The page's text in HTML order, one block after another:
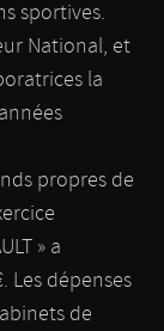
sportives.
National, et
la
propres de
» a
Les dépenses
de